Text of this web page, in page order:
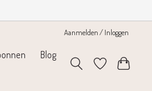
Aanmelden / Inloggen
Blog